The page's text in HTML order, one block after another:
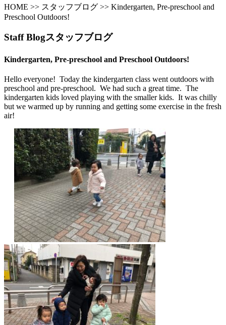
HOME >> スタッフブログ >> Kindergarten, Pre-preschool and
Preschool Outdoors!
Staff Blogスタッフブログ
Kindergarten, Pre-preschool and Preschool Outdoors!
Hello everyone! Today the kindergarten class went outdoors with
preschool and pre-preschool. We had such a great time. The
kindergarten kids loved playing with the smaller kids. It was chilly
but we warmed up by running and getting some exercise in the fresh
air!